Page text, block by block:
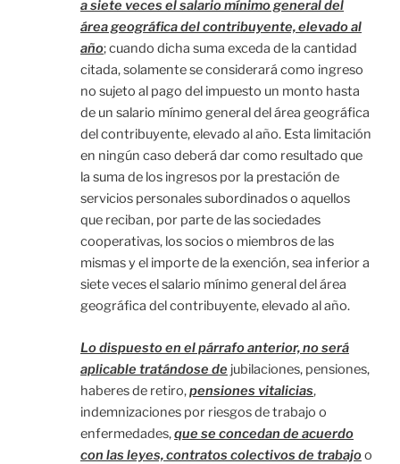
a siete veces el salario mínimo general del
área geográfica del contribuyente, elevado al
año; cuando dicha suma exceda de la cantidad
citada, solamente se considerará como ingreso
no sujeto al pago del impuesto un monto hasta
de un salario mínimo general del área geográfica
del contribuyente, elevado al año. Esta limitación
en ningún caso deberá dar como resultado que
la suma de los ingresos por la prestación de
servicios personales subordinados o aquellos
que reciban, por parte de las sociedades
cooperativas, los socios o miembros de las
mismas y el importe de la exención, sea inferior a
siete veces el salario mínimo general del área
geográfica del contribuyente, elevado al año.
Lo dispuesto en el párrafo anterior, no será
aplicable tratándose de jubilaciones, pensiones,
haberes de retiro,pensiones vitalicias,
indemnizaciones por riesgos de trabajo o
enfermedades,que se concedan de acuerdo
con las leyes, contratos colectivos de trabajoo